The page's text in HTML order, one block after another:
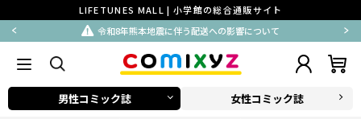
LIFETUNES MALL | 小学館の総合通販サイト
令和8年熊本地震に伴う配送への影響について
男性コミック誌 女性コミック誌